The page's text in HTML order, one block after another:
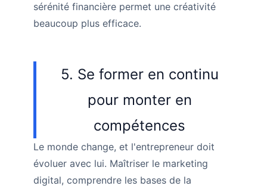
sérénité financière permet une créativité
beaucoup plus efficace.
5. Se former en continu
pour monter en
compétences
Le monde change, et l'entrepreneur doit
évoluer avec lui. Maîtriser le marketing
digital, comprendre les bases de la